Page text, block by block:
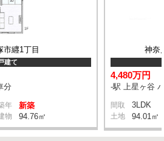
市纒1丁目
建て
分
年 新築
物 94.76㎡
神奈
4,480万円
-駅 上星ヶ谷
間取 3LDK
土地 94.01㎡